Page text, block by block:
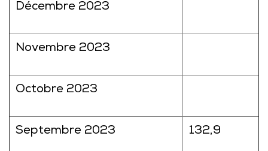
Décembre 2023
Novembre 2023
Octobre 2023
Septembre 2023 132,9